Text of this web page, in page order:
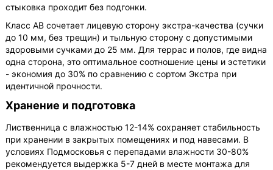
стыковка проходит без подгонки.
Класс АВ сочетает лицевую сторону экстра-качества (сучки
до 10 мм, без трещин) и тыльную сторону с допустимыми
здоровыми сучками до 25 мм. Для террас и полов, где видна
одна сторона, это оптимальное соотношение цены и эстетики
- экономия до 30% по сравнению с сортом Экстра при
идентичной прочности.
Хранение и подготовка
Лиственница с влажностью 12-14% сохраняет стабильность
при хранении в закрытых помещениях и под навесами. В
условиях Подмосковья с перепадами влажности 30-80%
рекомендуется выдержка 5-7 дней в месте монтажа для